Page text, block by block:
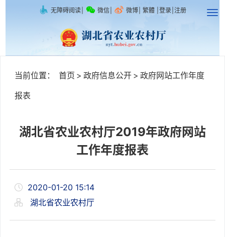
无障碍阅读 微信 微博 繁體 登录 注册
当前位置： 首页 > 政府信息公开 > 政府网站工作年度
报表
湖北省农业农村厅2019年政府网站
工作年度报表
2020-01-20 15:14
湖北省农业农村厅